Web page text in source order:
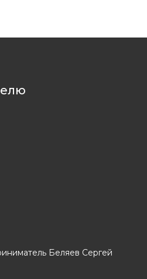
Беляев Сергей